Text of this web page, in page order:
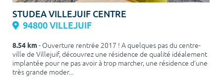
STUDEA VILLEJUIF CENTRE
94800 VILLEJUIF
8.54 km- Ouverture rentrée 2017 ! A quelques pas du centre-
ville de Villejuif, découvrez une résidence de qualité idéalement
implantée pour ne pas avoir à trop marcher, une résidence d’une
très grande moder...